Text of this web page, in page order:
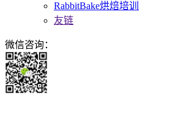
RabbitBake烘焙培训
友链
微信咨询：